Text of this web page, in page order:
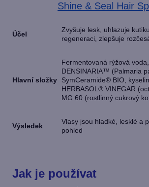
Shine & Seal Hair
Účel
Zvyšuje lesk, uhlazuje
regeneraci, zlepšuje
Hlavní složky
Fermentovaná rýžová
DENSINARIA™ (Palmaria
SymCeramide® BIO,
HERBASOL® VINEGAR
MG 60 (rostlinný cukrový
Výsledek
Vlasy jsou hladké, lesklé a
pohled
Jak je používat